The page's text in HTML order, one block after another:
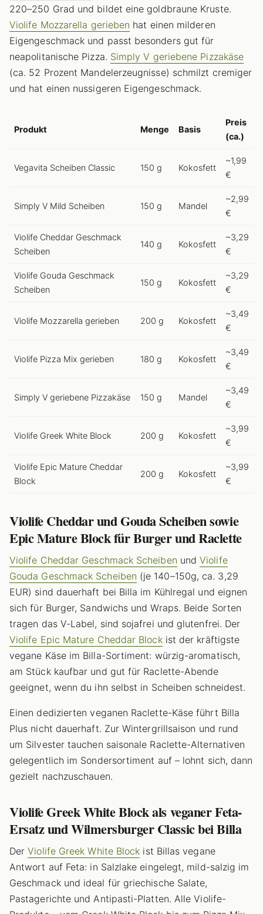
220–250 Grad und bildet eine goldbraune Kruste.
Violife Mozzarella gerieben hat einen milderen
Eigengeschmack und passt besonders gut für
neapolitanische Pizza. Simply V geriebene Pizzakäse
(ca. 52 Prozent Mandelerzeugnisse) schmilzt cremiger
und hat einen nussigeren Eigengeschmack.
Produkt Menge Basis
Preis
(ca.)
Vegavita Scheiben Classic 150 g Kokosfett
~1,99
€
Simply V Mild Scheiben 150 g Mandel
~2,99
€
Violife Cheddar Geschmack
Scheiben
140 g Kokosfett
~3,29
€
Violife Gouda Geschmack
Scheiben
150 g Kokosfett
~3,29
€
Violife Mozzarella gerieben 200 g Kokosfett
~3,49
€
Violife Pizza Mix gerieben 180 g Kokosfett
~3,49
€
Simply V geriebene Pizzakäse 150 g Mandel
~3,49
€
Violife Greek White Block 200 g Kokosfett
~3,99
€
Violife Epic Mature Cheddar
Block
200 g Kokosfett
~3,99
€
Violife Cheddar und Gouda Scheiben sowie
Epic Mature Block für Burger und Raclette
Violife Cheddar Geschmack Scheiben undViolife
Gouda Geschmack Scheiben (je 140–150g, ca. 3,29
EUR) sind dauerhaft bei Billa im Kühlregal und eignen
sich für Burger, Sandwichs und Wraps. Beide Sorten
tragen das V-Label, sind sojafrei und glutenfrei. Der
Violife Epic Mature Cheddar Blockist der kräftigste
vegane Käse im Billa-Sortiment: würzig-aromatisch,
am Stück kaufbar und gut für Raclette-Abende
geeignet, wenn du ihn selbst in Scheiben schneidest.
Einen dedizierten veganen Raclette-Käse führt Billa
Plus nicht dauerhaft. Zur Wintergrillsaison und rund
um Silvester tauchen saisonale Raclette-Alternativen
gelegentlich im Sondersortiment auf – lohnt sich, dann
gezielt nachzuschauen.
Violife Greek White Block als veganer Feta-
Ersatz und Wilmersburger Classic bei Billa
DerViolife Greek White Block ist Billas vegane
Antwort auf Feta: in Salzlake eingelegt, mild-salzig im
Geschmack und ideal für griechische Salate,
Pastagerichte und Antipasti-Platten. Alle Violife-